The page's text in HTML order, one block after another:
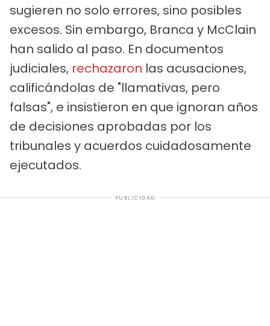
sugieren no solo errores, sino posibles
excesos. Sin embargo, Branca y McClain
han salido al paso. En documentos
judiciales, rechazaron las acusaciones,
calificándolas de "llamativas, pero
falsas", e insistieron en que ignoran años
de decisiones aprobadas por los
tribunales y acuerdos cuidadosamente
ejecutados.
PUBLICIDAD